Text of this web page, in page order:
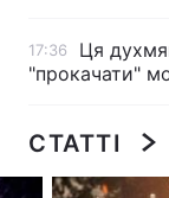
Лонгріди
Відео з Youtube
Інтерв'ю
17:36
Ця
"прокачати"
СТАТТІ